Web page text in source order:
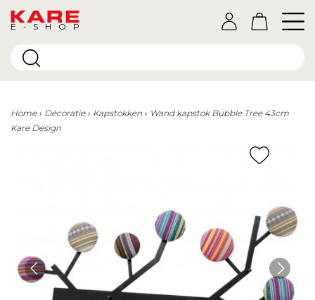
E-SHOP
Home Décoratie Kapstokken
Wand kapstok Bubble Tree 43cm
Kare Design